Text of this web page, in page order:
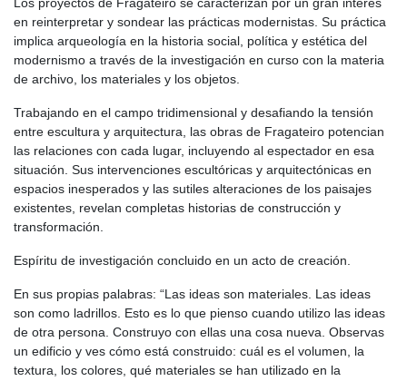
Los proyectos de Fragateiro se caracterizan por un gran interés
en reinterpretar y sondear las prácticas modernistas. Su práctica
implica arqueología en la historia social, política y estética del
modernismo a través de la investigación en curso con la materia
de archivo, los materiales y los objetos.
Trabajando en el campo tridimensional y desafiando la tensión
entre escultura y arquitectura, las obras de Fragateiro potencian
las relaciones con cada lugar, incluyendo al espectador en esa
situación. Sus intervenciones escultóricas y arquitectónicas en
espacios inesperados y las sutiles alteraciones de los paisajes
existentes, revelan completas historias de construcción y
transformación.
Espíritu de investigación concluido en un acto de creación.
En sus propias palabras: “Las ideas son materiales. Las ideas
son como ladrillos. Esto es lo que pienso cuando utilizo las ideas
de otra persona. Construyo con ellas una cosa nueva. Observas
un edificio y ves cómo está construido: cuál es el volumen, la
textura, los colores, qué materiales se han utilizado en la